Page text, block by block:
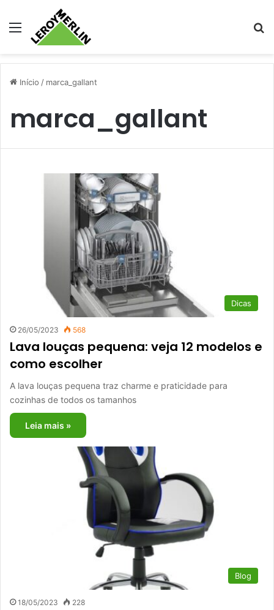
Menu
Início / marca_gallant
marca_gallant
Dicas
26/05/2023 568
Lava louças pequena: veja 12 modelos e
como escolher
A lava louças pequena traz charme e praticidade para
cozinhas de todos os tamanhos
Leia mais »
Blog
18/05/2023 228